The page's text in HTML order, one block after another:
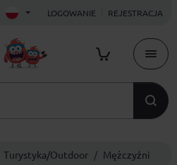
LOGOWANIE REJESTRACJA
Turystyka/Outdoor Mężczyźni